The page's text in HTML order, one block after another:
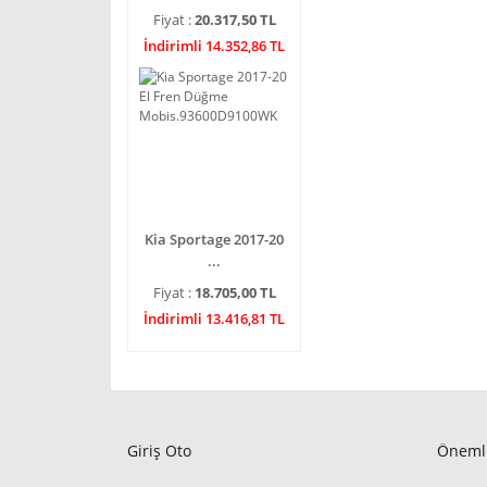
Fiyat :20.317,50 TL
İndirimli 14.352,86 TL
Kia Sportage 2017-20
...
Fiyat : 18.705,00 TL
İndirimli 13.416,81 TL
Giriş Oto